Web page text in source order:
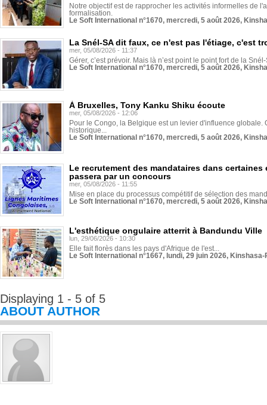
Notre objectif est de rapprocher les activités informelles de
formalisation.
Le Soft International n°1670, mercredi, 5 août 2026,
La Snél-SA dit faux, ce n'est pas l'étiage, c'est
mer, 05/08/2026 - 11:37
Gérer, c’est prévoir. Mais là n’est point le point fort de la
Le Soft International n°1670, mercredi, 5 août 2026,
À Bruxelles, Tony Kanku Shiku écoute
mer, 05/08/2026 - 12:06
Pour le Congo, la Belgique est un levier d'influence globale.
historique...
Le Soft International n°1670, mercredi, 5 août 2026,
Le recrutement des mandataires dans
passera par un concours
mer, 05/08/2026 - 11:55
Mise en place du processus compétitif de sélection des
Le Soft International n°1670, mercredi, 5 août 2026,
L'esthétique ongulaire atterrit à Bandundu Ville
lun, 29/06/2026 - 10:30
Elle fait florès dans les pays d'Afrique de l'est...
Le Soft International n°1667, lundi, 29 juin 2026,
Displaying 1 - 5 of 5
ABOUT AUTHOR